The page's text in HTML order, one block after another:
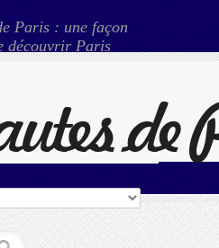
Paris : une façon
découvrir Paris